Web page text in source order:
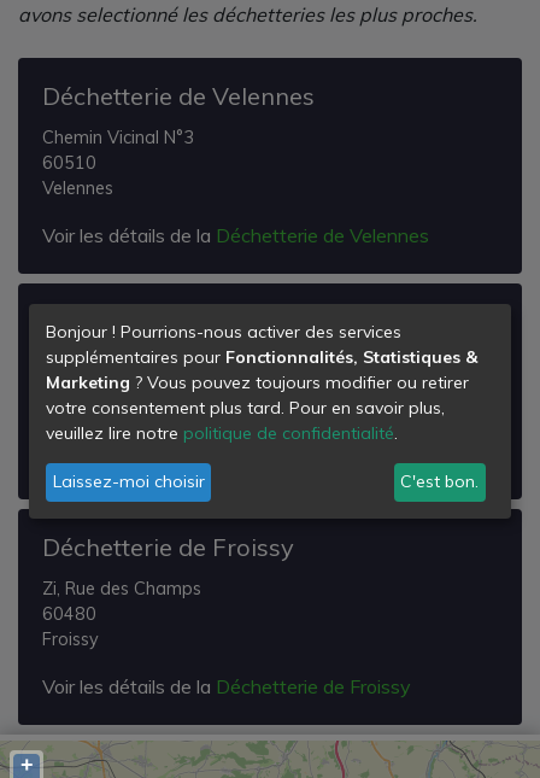
avons selectionné les déchetteries les plus proches.
Déchetterie de Velennes
Chemin Vicinal N°3
60510
Velennes
Voir les détails de la Déchetterie de Velennes
Déchetterie de Beauvais
17 Rue Joseph Cugnot
60000
Beauvais
Voir les détails de la Déchetterie de Beauvais
Déchetterie de Froissy
Zi, Rue des Champs
60480
Froissy
Voir les détails de la Déchetterie de Froissy
+
Bonjour ! Pourrions-nous activer des services
supplémentaires pour Fonctionnalités, Statistiques &
Marketing ? Vous pouvez toujours modifier ou retirer
votre consentement plus tard. Pour en savoir plus,
veuillez lire notre politique de confidentialité.
Laissez-moi choisir C'est bon.